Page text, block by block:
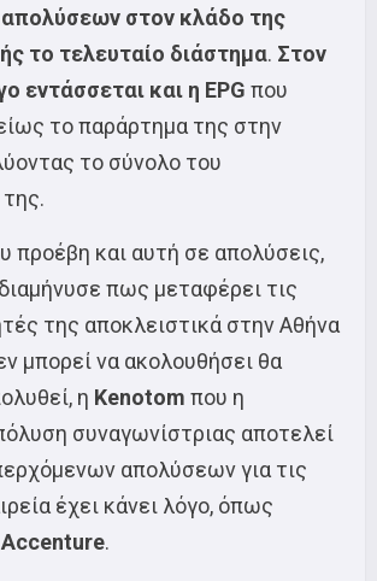
στον κλάδο της
το τελευταίο διάστημα. Στον
εντάσσεται και η EPG που
το παράρτημα της στην
το σύνολο του
προέβη και αυτή σε απολύσεις,
πως μεταφέρει τις
της αποκλειστικά στην Αθήνα
μπορεί να ακολουθήσει θα
η Kenotom που η
συναγωνίστριας αποτελεί
απολύσεων για τις
έχει κάνει λόγο, όπως
Accenture.